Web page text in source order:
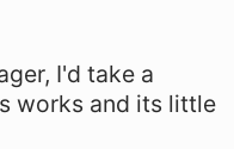
I'd take a
works and its little